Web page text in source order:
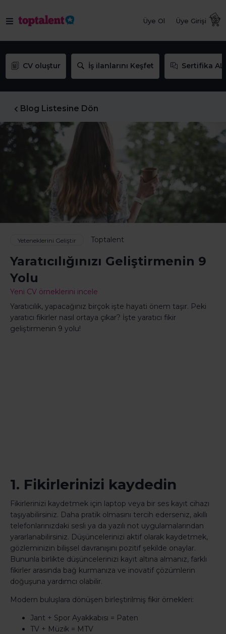
Üye Ol Üye Girişi
CV oluştur İş ilanlarını Keşfet Sertifika AL
Blog Listesine Dön
Yeteneklerini Geliştir Toptalent
Yaratıcılığınızı Geliştirmenin 9
Yolu
Yeni CV örneklerini incele
Yaratıcılık, yapacağınız birçok işte hayati önem taşır. Peki
yaratıcı fikirler nasıl ortaya çıkar? İşte yaratıcı fikir
geliştirmenin 9 yolu!
1. Fikirlerinizi kaydedin
Fikirlerinizi kaydetmek için laptop veya bir ses kayıt cihazı
taşıyabilirsiniz. Daha pratik olmasını tercih ederseniz, akıllı
telefonlarınızdaki sesli ya da yazılı not uygulamalarından
yararlanabilirsiniz. Düşüncelerinizi aktif olarak kaydetmek,
gözleminizin bilişsel davranışını pozitif şekilde onaylar.
Bununla birlikte düşüncelerinizi kayıt altına almanız, farklı
fikirler arasında bağ kurmanıza ve inovatif çözümlerin
doğuşuna yardımcı olabilir.
Modern buluşlara dönüşen birleştirilmiş fikir örnekleri:
Jant + Spor Ayakkabısı = Paten
TV + Müzik = MTV